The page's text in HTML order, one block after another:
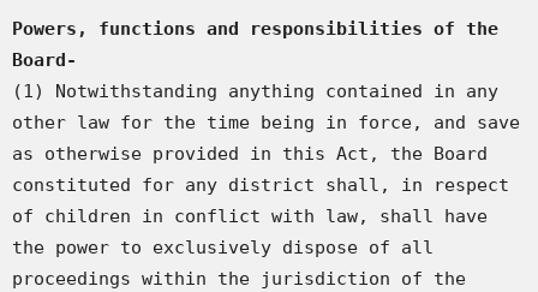
Powers, functions and responsibilities of the
Board-
(1) Notwithstanding anything contained in any
other law for the time being in force, and save
as otherwise provided in this Act, the Board
constituted for any district shall, in respect
of children in conflict with law, shall have
the power to exclusively dispose of all
proceedings within the jurisdiction of the